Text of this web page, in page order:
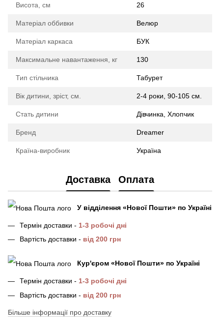
Висота, см 26
Матеріал оббивки Велюр
Матеріал каркаса БУК
Максимальне навантаження, кг 130
Тип стільчика Табурет
Вік дитини, зріст, см. 2-4 роки, 90-105 см.
Стать дитини Дівчинка, Хлопчик
Бренд Dreamer
Країна-виробник Україна
Доставка Оплата
У відділення «Нової Пошти» по Україні
Термін доставки - 1-3 робочі дні
Вартість доставки - від 200 грн
Кур'єром «Нової Пошти» по Україні
Термін доставки - 1-3 робочі дні
Вартість доставки - від 200 грн
Більше інформації про доставку